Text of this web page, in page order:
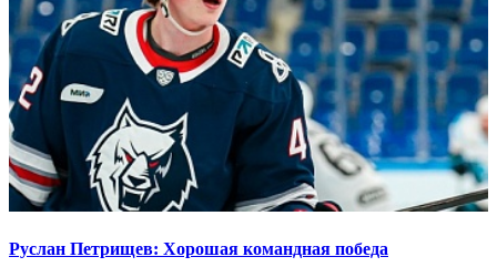
Руслан Петрищев: Хорошая командная победа